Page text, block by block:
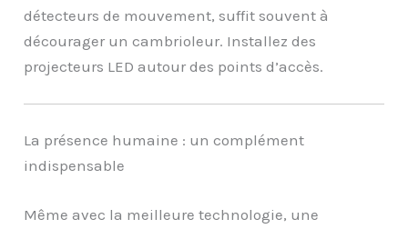
détecteurs de mouvement, suffit souvent à
décourager un cambrioleur. Installez des
projecteurs LED autour des points d’accès.
La présence humaine : un complément
indispensable
Même avec la meilleure technologie, une